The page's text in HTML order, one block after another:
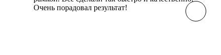
Очень порадовал результат!